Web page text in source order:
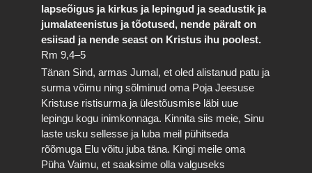
lapseõigus ja kirkus ja lepingud ja seadustik ja
jumalateenistus ja tõotused, nende päralt on
esiisad ja nende seast on Kristus ihu poolest.
Rm 9,4–5
Tänan Sind, armas Jumal, et oled alistanud patu ja
surma võimu ning sõlminud oma Poja Jeesuse
Kristuse ristisurma ja ülestõusmise läbi uue
lepingu kogu inimkonnaga. Kinnita siis meie, Sinu
laste usku sellesse ja luba meil pühitseda
rõõmuga Elu võitu juba täna. Kingi meile oma
Püha Vaimu, et saaksime olla valguseks